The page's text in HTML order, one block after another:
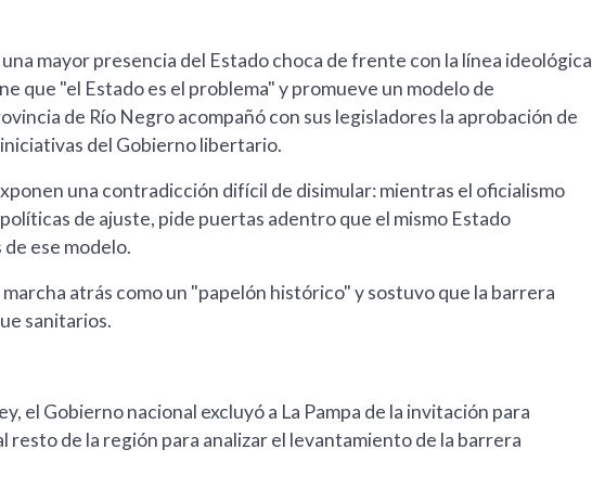
mayor presencia del Estado choca de frente con la línea ideológica
que "el Estado es el problema" y promueve un modelo de
de Río Negro acompañó con sus legisladores la aprobación de
del Gobierno libertario.
una contradicción difícil de disimular: mientras el oficialismo
de ajuste, pide puertas adentro que el mismo Estado
ese modelo.
atrás como un "papelón histórico" y sostuvo que la barrera
sanitarios.
el Gobierno nacional excluyó a La Pampa de la invitación para
resto de la región para analizar el levantamiento de la barrera